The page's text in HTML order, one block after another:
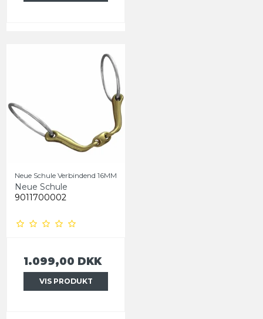
Neue Schule Verbindend 16MM
Neue Schule
9011700002
1.099,00 DKK
VIS PRODUKT